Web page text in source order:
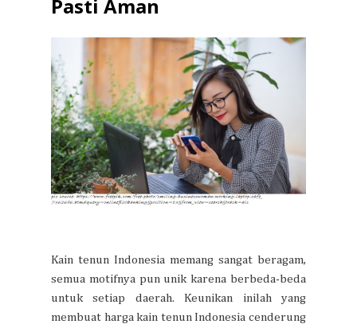
Pasti Aman
Kain tenun Indonesia memang sangat beragam,
semua motifnya pun unik karena berbeda-beda
untuk setiap daerah. Keunikan inilah yang
membuat harga kain tenun Indonesia cenderung